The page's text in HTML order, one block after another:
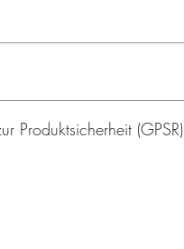
Produktsicherheit (GPSR)